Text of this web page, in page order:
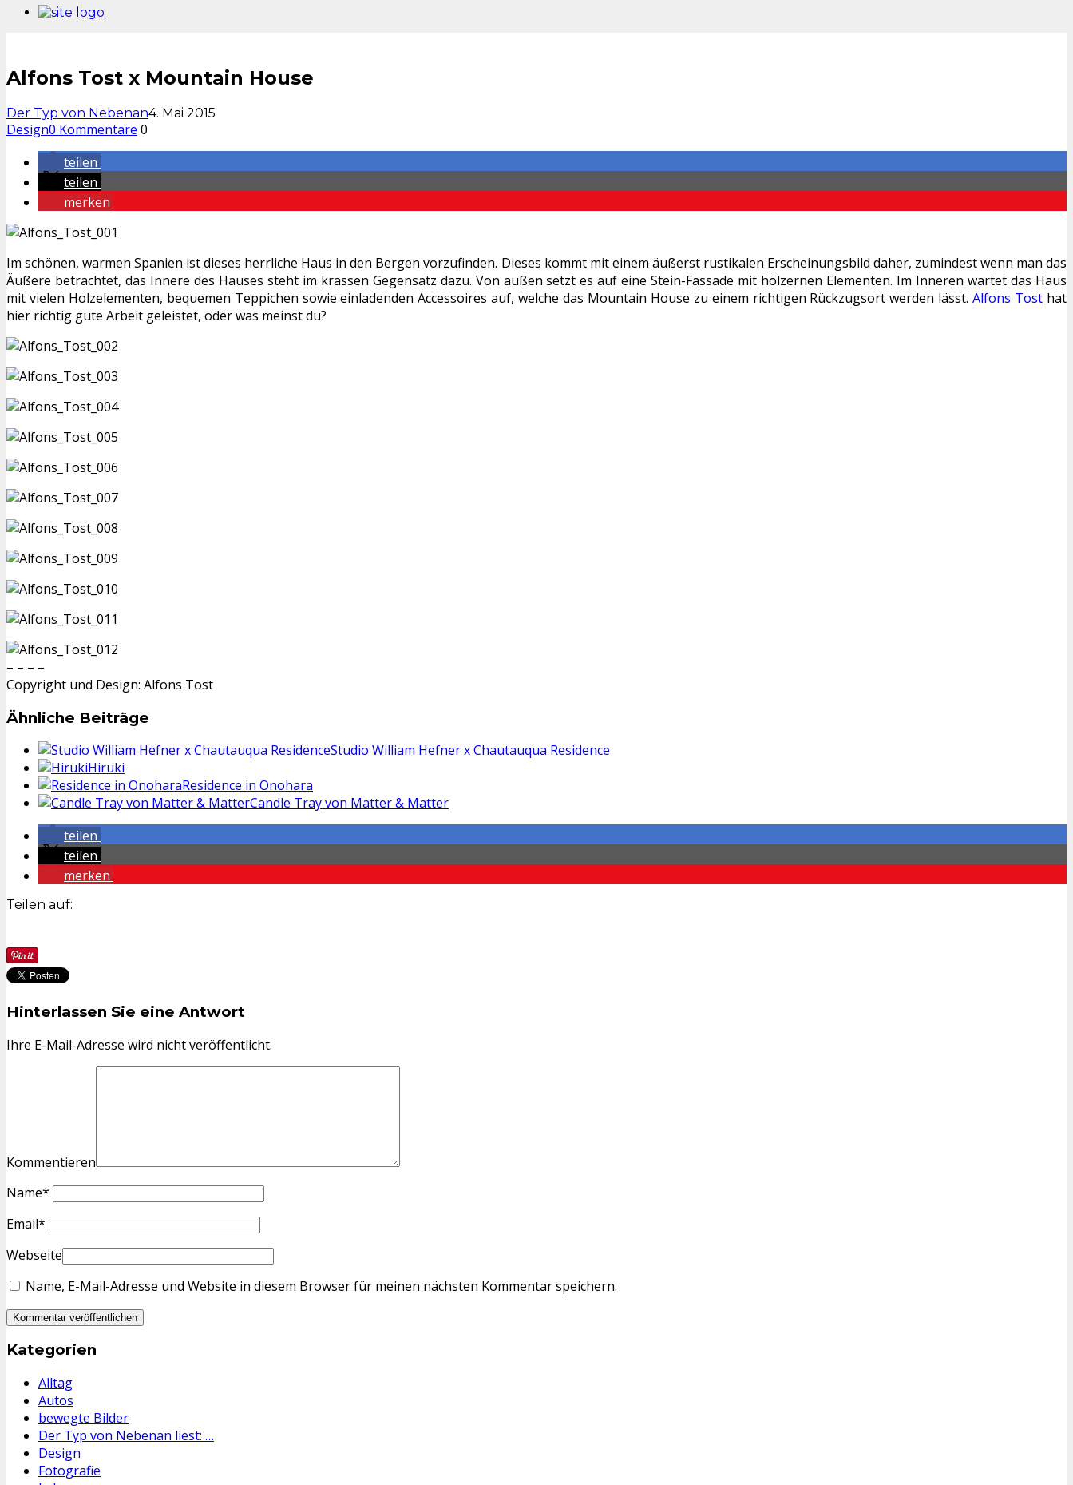
Alfons Tost x Mountain House
Der Typ von Nebenan4. Mai 2015
Design0 Kommentare 0
teilen
teilen
merken
Im schönen, warmen Spanien ist dieses herrliche Haus in den Bergen vorzufinden. Dieses kommt mit einem äußerst rustikalen Erscheinungsbild daher, zumindest wenn man das
Äußere betrachtet, das Innere des Hauses steht im krassen Gegensatz dazu. Von außen setzt es auf eine Stein-Fassade mit hölzernen Elementen. Im Inneren wartet das Haus
mit vielen Holzelementen, bequemen Teppichen sowie einladenden Accessoires auf, welche das Mountain House zu einem richtigen Rückzugsort werden lässt.Alfons Tost hat
hier richtig gute Arbeit geleistet, oder was meinst du?
– – – –
Copyright und Design: Alfons Tost
Ähnliche Beiträge
Studio William Hefner x Chautauqua Residence
Hiruki
Residence in Onohara
Candle Tray von Matter & Matter
teilen
teilen
merken
Teilen auf:
Hinterlassen Sie eine Antwort
Ihre E-Mail-Adresse wird nicht veröffentlicht.
Kommentieren
Name*
Email*
Webseite
Name, E-Mail-Adresse und Website in diesem Browser für meinen nächsten Kommentar speichern.
Kategorien
Alltag
Autos
bewegte Bilder
Der Typ von Nebenan liest: …
Design
Fotografie